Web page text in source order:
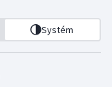
Systém